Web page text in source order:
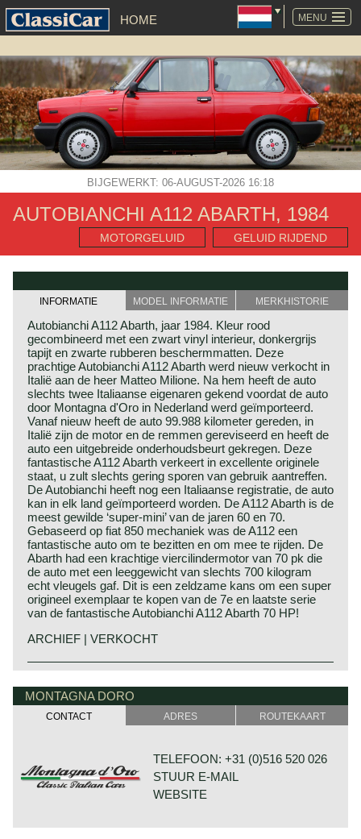
MENU
HOME
NAVIGATIE
OVERSLAAN
BIJGEWERKT: 06-AUGUST-2026 16:18
AUTOBIANCHI A112 ABARTH, 1984
MOTORGELUID GELUID RIJDEND
INFORMATIE MODEL INFORMATIE MERKHISTORIE
Autobianchi A112 Abarth, jaar 1984. Kleur rood
gecombineerd met een zwart vinyl interieur, donkergrijs
tapijt en zwarte rubberen beschermmatten. Deze
prachtige Autobianchi A112 Abarth werd nieuw verkocht in
Italië aan de heer Matteo Milione. Na hem heeft de auto
slechts twee Italiaanse eigenaren gekend voordat de auto
door Montagna d'Oro in Nederland werd geïmporteerd.
Vanaf nieuw heeft de auto 99.988 kilometer gereden, in
Italië zijn de motor en de remmen gereviseerd en heeft de
auto een uitgebreide onderhoudsbeurt gekregen. Deze
fantastische A112 Abarth verkeert in excellente originele
staat, u zult slechts gering sporen van gebruik aantreffen.
De Autobianchi heeft nog een Italiaanse registratie, de auto
kan in elk land geïmporteerd worden. De A112 Abarth is de
meest gewilde ‘super-mini’ van de jaren 60 en 70.
Gebaseerd op fiat 850 mechaniek was de A112 een
fantastische auto om te bezitten en om mee te rijden. De
Abarth had een krachtige viercilindermotor van 70 pk die
de auto met een leeggewicht van slechts 700 kilogram
echt vleugels gaf. Dit is een zeldzame kans om een super
origineel exemplaar te kopen van de 7e en laatste serie
van de fantastische Autobianchi A112 Abarth 70 HP!
ARCHIEF | VERKOCHT
De Autobianchi A112 werd gepresenteerd op het autosalon
compacte of 'super-mini'-klasse. De A112 was de ideale
stadsauto met een mechanische lay-out die werd
geïntroduceerd met de Autobianchi Primula en die ook
dwarsgeplaatste viercilinder-lijnmotor en onafhankelijke
wielophanging rondom. De achterwielen werden afgeveerd
door een dwars gemonteerde bladveer, een prachtige
Autobianchi/ Fiat-constructie die ook met succes werd
MONTAGNA DORO
CONTACT ADRES ROUTEKAART
TELEFOON: +31 (0)516 520 026
STUUR E-MAIL
WEBSITE